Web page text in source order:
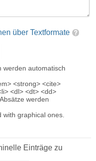
über Textformate
werden automatisch
<strong> <cite>
<dl> <dt> <dd>
werden
with graphical ones.
Einträge zu